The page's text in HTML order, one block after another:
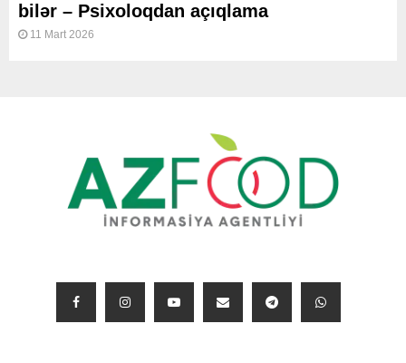
bilər – Psixoloqdan açıqlama
11 Mart 2026